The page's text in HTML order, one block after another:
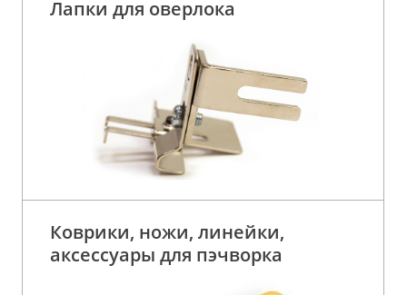
Лапки для оверлока
Коврики, ножи, линейки,
аксессуары для пэчворка